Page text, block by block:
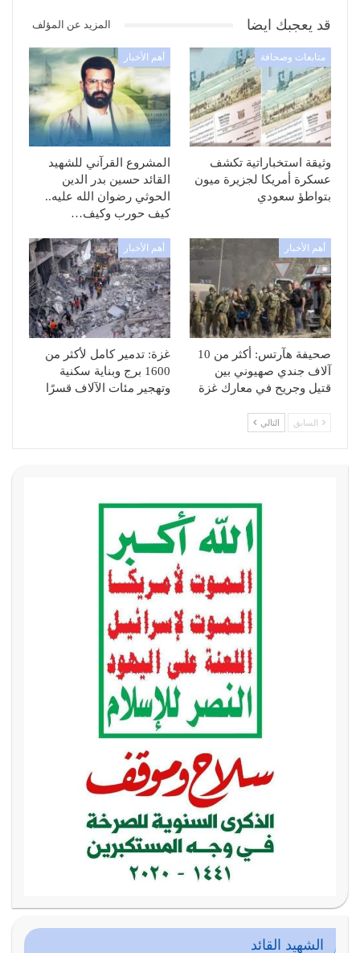
قد يعجبك ايضا المزيد عن المؤلف
متابعات وصحافة
وثيقة استخباراتية تكشف
عسكرة أمريكا لجزيرة ميون
بتواطؤ سعودي
أهم الأخبار
المشروع القرآني للشهيد
القائد حسين بدر الدين
الحوثي رضوان الله عليه..
كيف حورب وكيف…
أهم الأخبار
صحيفة هآرتس: أكثر من 10
آلاف جندي صهيوني بين
قتيل وجريح في معارك غزة
أهم الأخبار
غزة: تدمير كامل لأكثر من
1600 برج وبناية سكنية
وتهجير مئات الآلاف قسرًا
السابق التالي
الشهيد القائد